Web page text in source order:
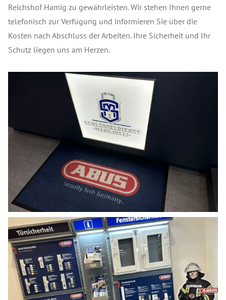
Reichshof Hamig zu gewährleisten. Wir stehen Ihnen gerne
telefonisch zur Verfügung und informieren Sie über die
Kosten nach Abschluss der Arbeiten. Ihre Sicherheit und Ihr
Schutz liegen uns am Herzen.